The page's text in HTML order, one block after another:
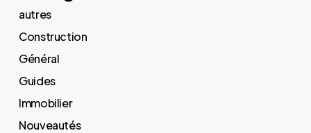
autres
Construction
Général
Guides
Immobilier
Nouveautés